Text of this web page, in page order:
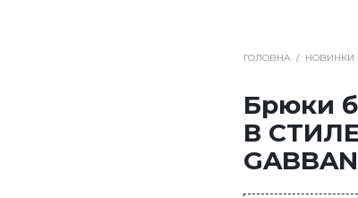
ГОЛОВНА / НОВИНКИ
Брюки
В СТИЛЕ